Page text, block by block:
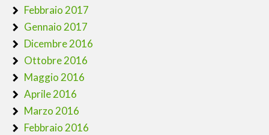
Febbraio 2017
Gennaio 2017
Dicembre 2016
Ottobre 2016
Maggio 2016
Aprile 2016
Marzo 2016
Febbraio 2016